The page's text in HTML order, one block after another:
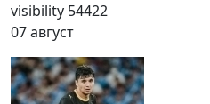
visibility 54422
07 август